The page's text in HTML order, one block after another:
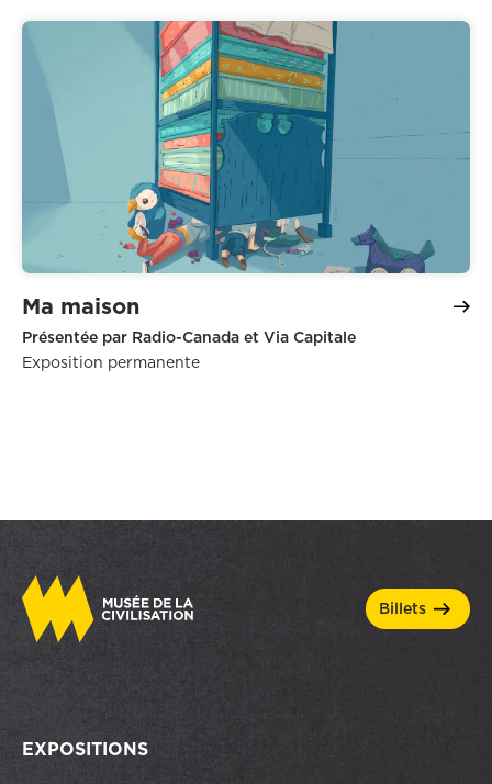
Ma maison
Présentée par Radio-Canada et Via Capitale
Exposition permanente
billets
EXPOSITIONS